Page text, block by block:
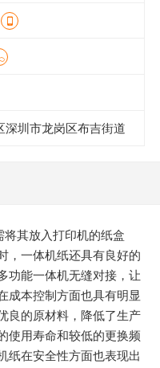
深圳市龙岗区布吉街道
其放入打印机的纸盒
，一体机纸还具有良好的
功能一体机无缝对接，让
成本控制方面也具有明显
良的原材料，降低了生产
使用寿命和较低的更换频
纸在安全性方面也表现出